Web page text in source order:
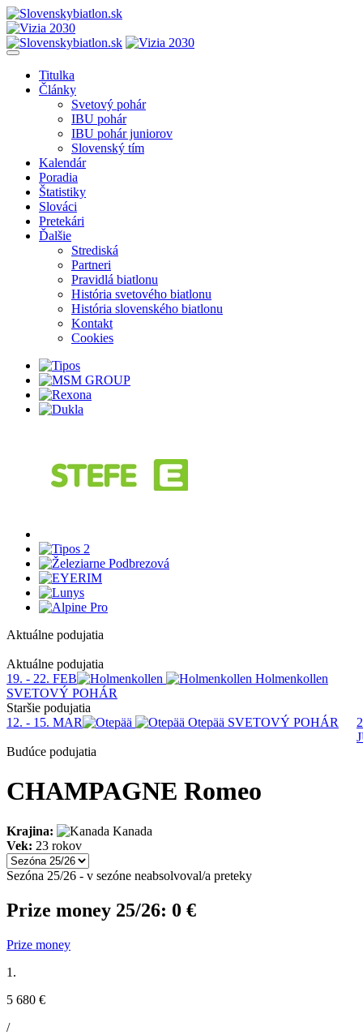
Titulka
Články
Svetový pohár
IBU pohár
IBU pohár juniorov
Slovenský tím
Kalendár
Poradia
Štatistiky
Slováci
Pretekári
Ďalšie
Strediská
Partneri
Pravidlá biatlonu
História svetového biatlonu
História slovenského biatlonu
Kontakt
Cookies
Aktuálne podujatia
Aktuálne podujatia
19. - 22. FEB
Holmenkollen
SVETOVÝ POHÁR
Staršie podujatia
12. - 15. MAR
Otepää SVETOVÝ POHÁR
Budúce podujatia
CHAMPAGNE Romeo
Krajina:
Kanada
Vek: 23 rokov
Sezóna 25/26 - v sezóne neabsolvoval/a preteky
Prize money 25/26: 0 €
Prize money
1.
5 680 €
/